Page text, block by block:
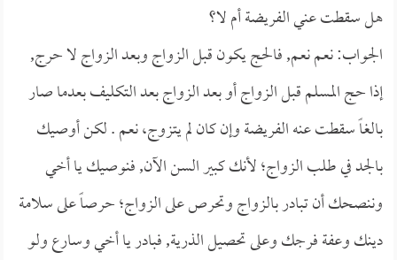
هل سقطت عني الفريضة أم لا؟
الجواب: نعم نعم, فالحج يكون قبل الزواج وبعد الزواج لا حرج,
إذا حج المسلم قبل الزواج أو بعد الزواج بعد التكليف بعدما صار
بالغاً سقطت عنه الفريضة وإن كان لم يتزوج، نعم . لكن أوصيك
بالجد في طلب الزواج؛ لأنك كبير السن الآن, فنوصيك يا أخي
وننصحك أن تبادر بالزواج وتحرص على الزواج؛ حرصاً على سلامة
دينك وعفة فرجك وعلى تحصيل الذرية, فبادر يا أخي وسارع ولو